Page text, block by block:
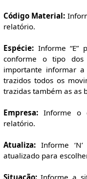
Código Material:
relatório.
Espécie:Informe “E”
conforme o tipo
importante informar
trazidos todos os
trazidas também as as
Empresa:Informe o
relatório.
Atualiza:Informe ‘N’
atualizado para